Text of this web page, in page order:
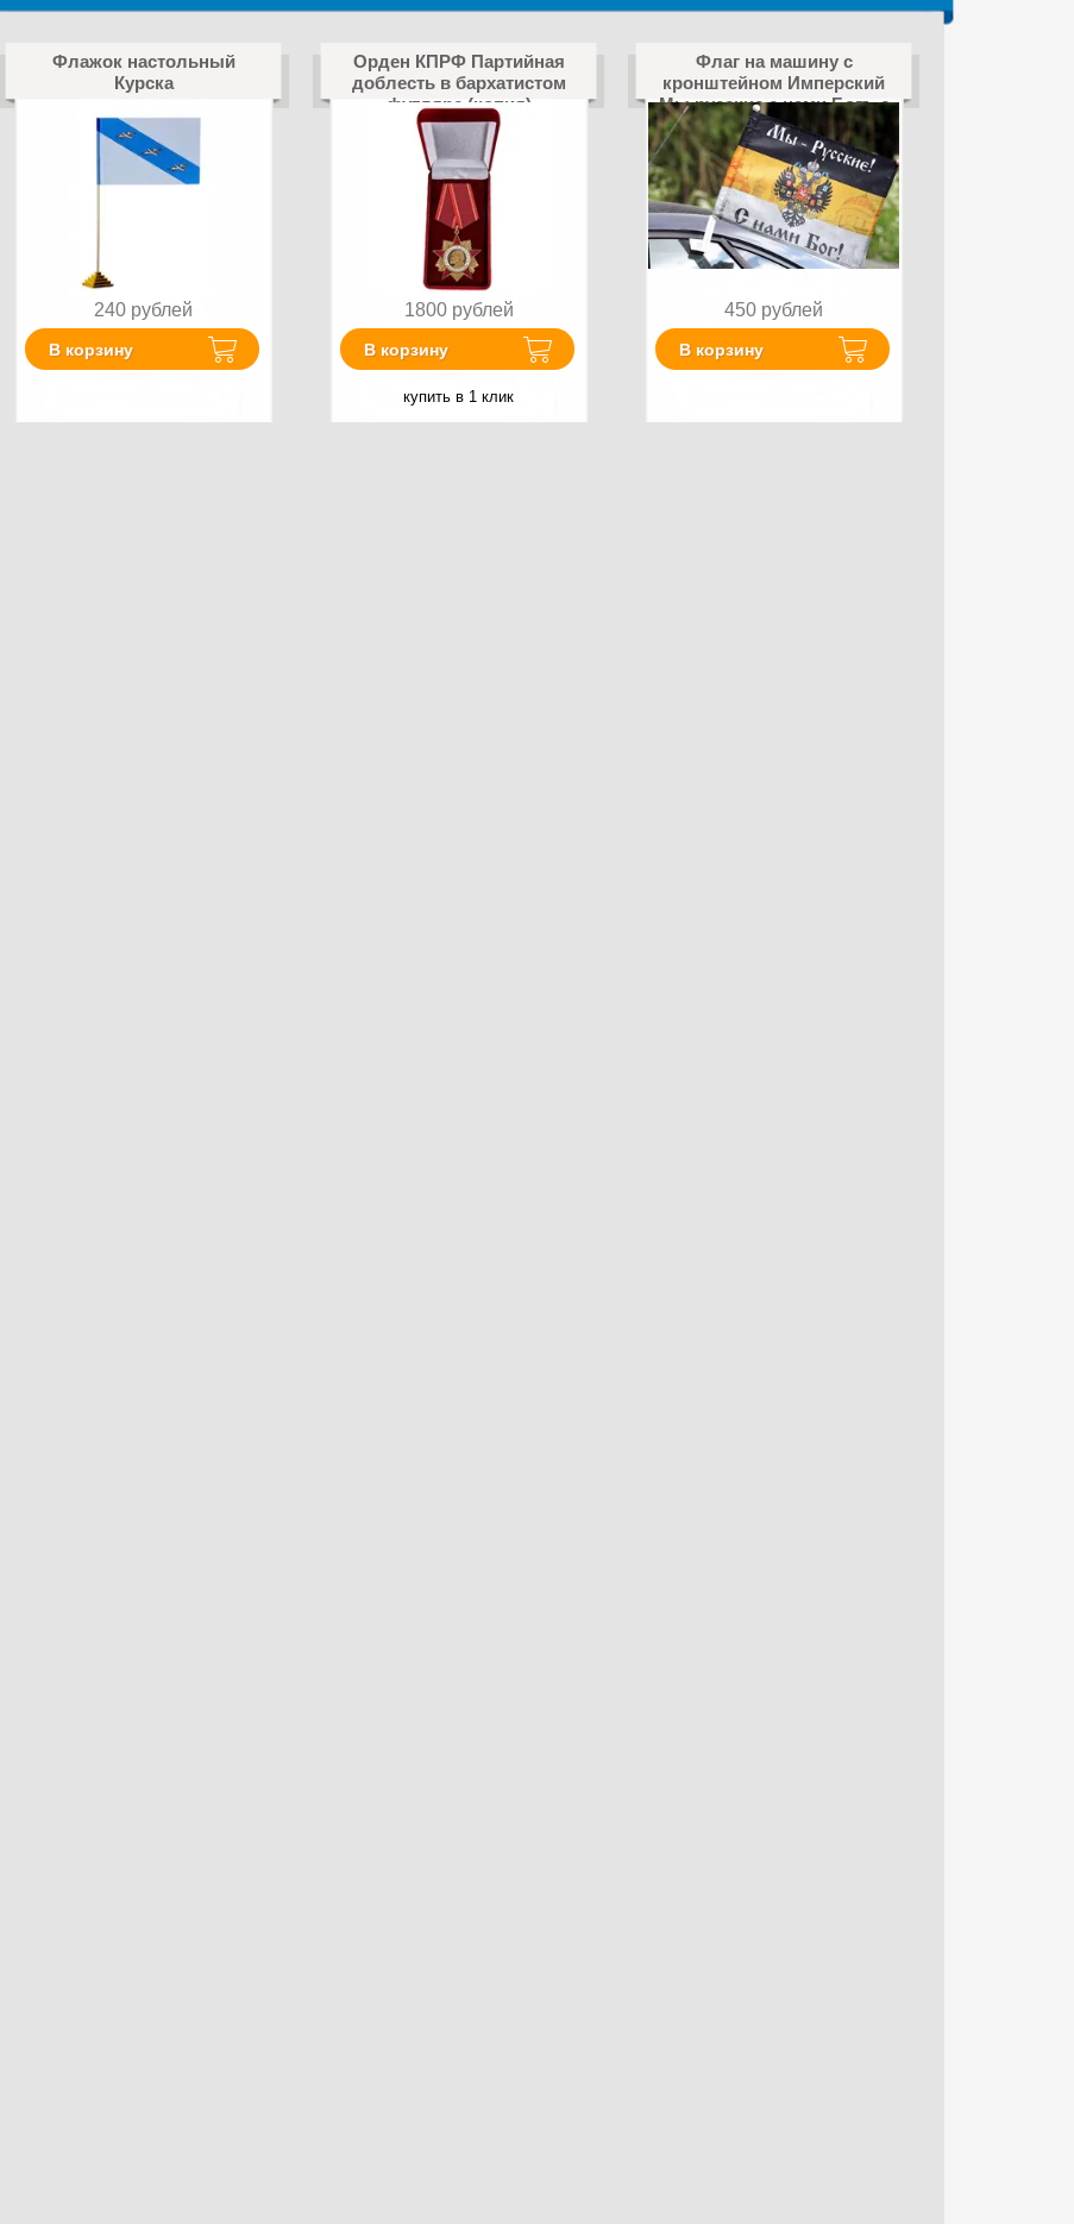
Флажок настольный
Курска
240 рублей
В корзину
Орден КПРФ Партийная
доблесть в бархатистом
футляре (копия)
1800 рублей
В корзину
купить в 1 клик
Флаг на машину с
кронштейном Имперский
Мы русские с нами Богъ с
церквями
450 рублей
В корзину